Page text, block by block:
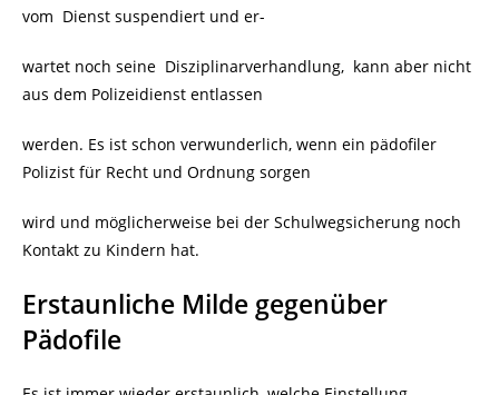
vom Dienst suspendiert und er-
wartet noch seine Disziplinarverhandlung, kann aber nicht
aus dem Polizeidienst entlassen
werden. Es ist schon verwunderlich, wenn ein pädofiler
Polizist für Recht und Ordnung sorgen
wird und möglicherweise bei der Schulwegsicherung noch
Kontakt zu Kindern hat.
Erstaunliche Milde gegenüber
Pädofile